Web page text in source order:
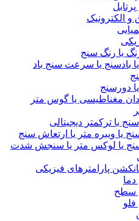
و الکترونیک
رنگ یا رنگ سنج
یا بادسنج یا سرعت سنج باد
دورسنج
مغناطیسی یا گوس متر
یا ترکمتر دیجیتالی
یا ویبره متر یا ارتعاش سنج
یا لوکس متر یا سنجش شدت
پارامترهای فیزیکی
دما
سطح
فلو